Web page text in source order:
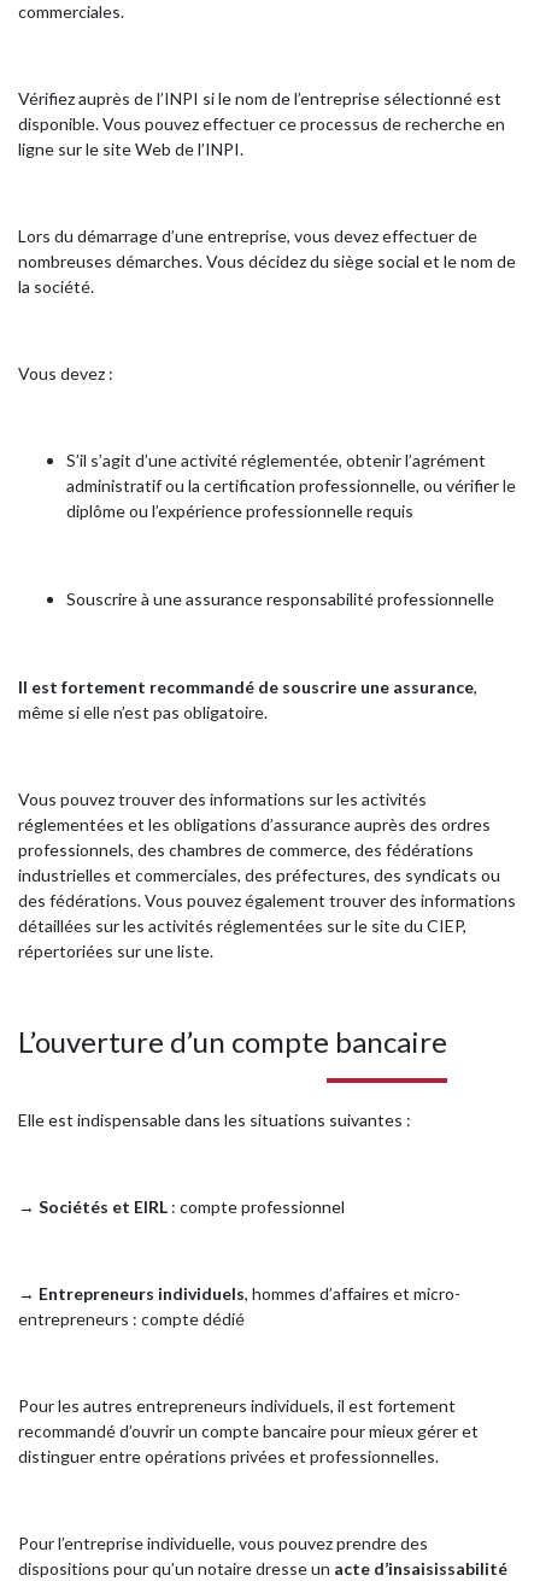
commerciales.
Vérifiez auprès de l’INPI si le nom de l’entreprise sélectionné est
disponible. Vous pouvez effectuer ce processus de recherche en
ligne sur le site Web de l’INPI.
Lors du démarrage d’une entreprise, vous devez effectuer de
nombreuses démarches. Vous décidez du siège social et le nom de
la société.
Vous devez :
S’il s’agit d’une activité réglementée, obtenir l’agrément
administratif ou la certification professionnelle, ou vérifier le
diplôme ou l’expérience professionnelle requis
Souscrire à une assurance responsabilité professionnelle
Il est fortement recommandé de souscrire une assurance,
même si elle n’est pas obligatoire.
Vous pouvez trouver des informations sur les activités
réglementées et les obligations d’assurance auprès des ordres
professionnels, des chambres de commerce, des fédérations
industrielles et commerciales, des préfectures, des syndicats ou
des fédérations. Vous pouvez également trouver des informations
détaillées sur les activités réglementées sur le site du CIEP,
répertoriées sur une liste.
L’ouverture d’un compte bancaire
Elle est indispensable dans les situations suivantes :
→ Sociétés et EIRL : compte professionnel
→ Entrepreneurs individuels, hommes d’affaires et micro-
entrepreneurs : compte dédié
Pour les autres entrepreneurs individuels, il est fortement
recommandé d’ouvrir un compte bancaire pour mieux gérer et
distinguer entre opérations privées et professionnelles.
Pour l’entreprise individuelle, vous pouvez prendre des
dispositions pour qu’un notaire dresse un acte d’insaisissabilité